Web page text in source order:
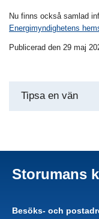
Nu finns också samlad
Energimyndighetens
Publicerad den 29 maj
Tipsa en vän
Storumans
Besöks- och